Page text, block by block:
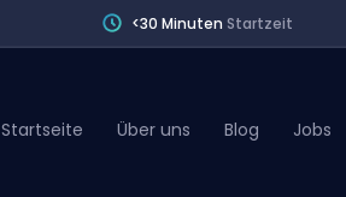
<30 Minuten Startzeit
Startseite Über uns Blog Jobs